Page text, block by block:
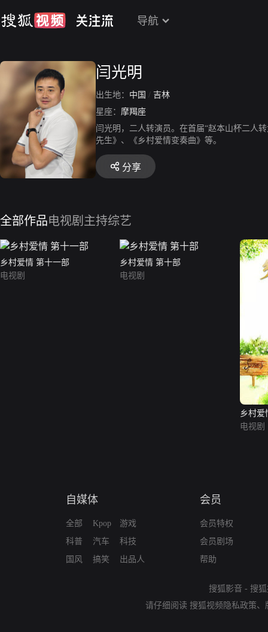
导航
闫光明
出生地： 中国 / 吉林
星座： 摩羯座
闫光明，二人转演员。在首届“赵本山杯二人
先生》、《乡村爱情变奏曲》等。
分享
全部作品电视剧 主持综艺
乡村爱情 第十一部
电视剧
乡村爱情 第十部
电视剧
乡村爱
电视剧
自媒体
全部
科普
国风
Kpop
汽车
搞笑
游戏
科技
出品人
会员
会员特权
会员剧场
帮助
搜狐影音 - 搜
请仔细阅读 搜狐视频隐私政策、